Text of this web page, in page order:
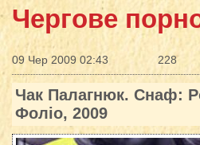
Чергове
09 Чер 2009 02:43 228
Чак Палагнюк. Снаф:
Фоліо, 2009